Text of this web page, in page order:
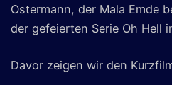
Ostermann, der Mala Emde
der gefeierten Serie Oh Hell
Davor zeigen wir den